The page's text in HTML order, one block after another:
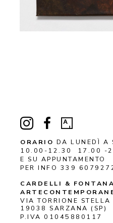
ORARIO DA LUNEDÌ A
10.00-12.30 17.00 -
E SU APPUNTAMENTO
PER INFO 339
CARDELLI & FONTANA
VIA TORRIONE STELLA
19038 SARZANA (SP)
P.IVA 01045880117